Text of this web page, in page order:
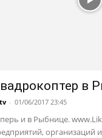
в
- 01/06/2017 23:45
и в Рыбнице.
организаций